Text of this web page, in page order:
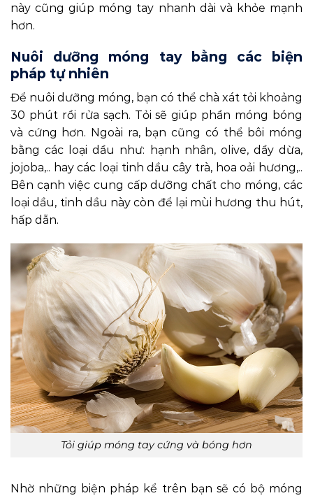
này cũng giúp móng tay nhanh dài và khỏe mạnh
hơn.
Nuôi dưỡng móng tay bằng các biện
pháp tự nhiên
Để nuôi dưỡng móng, bạn có thể chà xát tỏi khoảng
30 phút rồi rửa sạch. Tỏi sẽ giúp phần móng bóng
và cứng hơn. Ngoài ra, bạn cũng có thể bôi móng
bằng các loại dầu như: hạnh nhân, olive, dầy dừa,
jojoba,.. hay các loại tinh dầu cây trà, hoa oải hương,..
Bên cạnh việc cung cấp dưỡng chất cho móng, các
loại dầu, tinh dầu này còn để lại mùi hương thu hút,
hấp dẫn.
Tỏi giúp móng tay cứng và bóng hơn
Nhờ những biện pháp kể trên bạn sẽ có bộ móng